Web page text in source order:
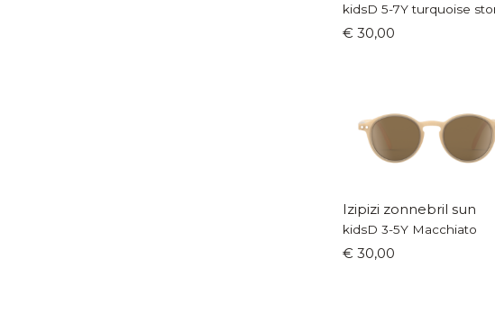
kidsD 5-7Y turquoise
€ 30,00
Izipizi zonnebril sun
kidsD 3-5Y Macchiato
€ 30,00